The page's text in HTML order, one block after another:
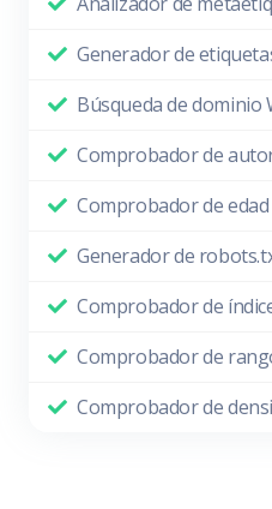
Generador de
Búsqueda de dominio
Comprobador de
Comprobador de
Generador de
Comprobador de
Comprobador de
Comprobador de